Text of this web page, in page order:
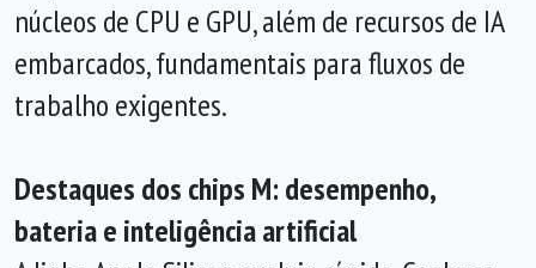
núcleos de CPU e GPU, além de recursos de IA
embarcados, fundamentais para fluxos de
trabalho exigentes.
Destaques dos chips M: desempenho,
bateria e inteligência artificial